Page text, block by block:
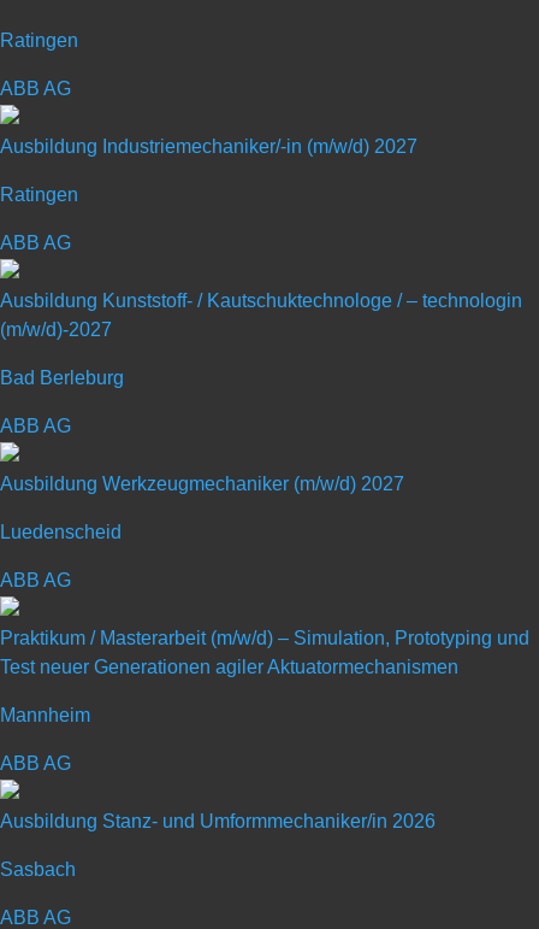
Ratingen
ABB AG
Ausbildung Industriemechaniker/-in (m/w/d) 2027
Ratingen
ABB AG
Ausbildung Kunststoff- / Kautschuktechnologe / – technologin
(m/w/d)-2027
Bad Berleburg
ABB AG
Ausbildung Werkzeugmechaniker (m/w/d) 2027
Luedenscheid
ABB AG
Praktikum / Masterarbeit (m/w/d) – Simulation, Prototyping und
Test neuer Generationen agiler Aktuatormechanismen
Mannheim
ABB AG
Ausbildung Stanz- und Umformmechaniker/in 2026
Sasbach
ABB AG
Sphäro­guss bis hin zu einbau­fertigen Komponenten liefern wir alles
Ausbildung zum
Industriekaufmann (m/w/d) –
Start: 2027
Standort: Kirchardt
frau
gleichwertiger Abschluss
sehr gute Übernahmechance
1.198,83, 3. Lehrjahr: 1.291,71, 4. Lehrjahr:
1.376,63